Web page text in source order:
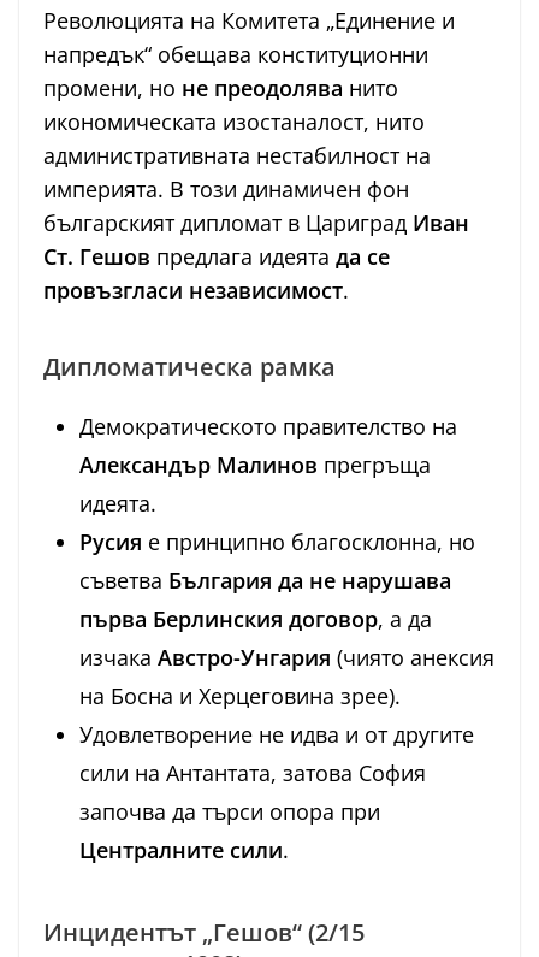
Революцията на Комитета „Единение и
напредък“ обещава конституционни
промени, но не преодолява нито
икономическата изостаналост, нито
административната нестабилност на
империята. В този динамичен фон
българският дипломат в Цариград Иван
Ст. Гешов предлага идеята да се
провъзгласи независимост.
Дипломатическа рамка
Демократическото правителство на
Александър Малинов прегръща
идеята.
Русия е принципно благосклонна, но
съветва България да не нарушава
първа Берлинския договор, а да
изчака Австро-Унгария (чиято анексия
на Босна и Херцеговина зрее).
Удовлетворение не идва и от другите
сили на Антантата, затова София
започва да търси опора при
Централните сили.
Инцидентът „Гешов“ (2/15